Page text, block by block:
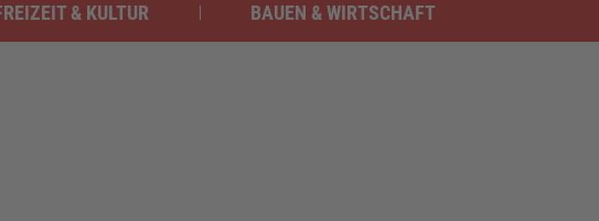
& KULTUR BAUEN & WIRTSCHAFT